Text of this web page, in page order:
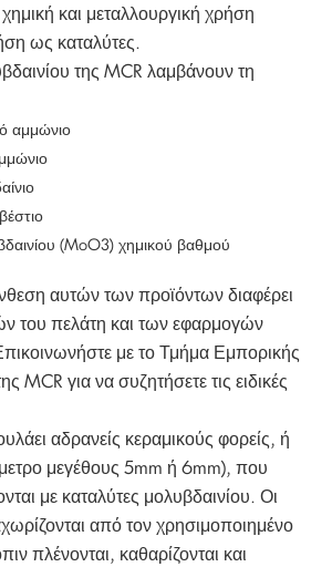
και μεταλλουργική χρήση
ως καταλύτες.
της MCR λαμβάνουν τη
αμμώνιο
(MoO3) χημικού βαθμού
αυτών των προϊόντων διαφέρει
του πελάτη και των εφαρμογών
με το Τμήμα Εμπορικής
MCR για να συζητήσετε τις ειδικές
αδρανείς κεραμικούς φορείς, ή
μεγέθους 5mm ή 6mm), που
με καταλύτες μολυβδαινίου. Οι
από τον χρησιμοποιημένο
πλένονται, καθαρίζονται και